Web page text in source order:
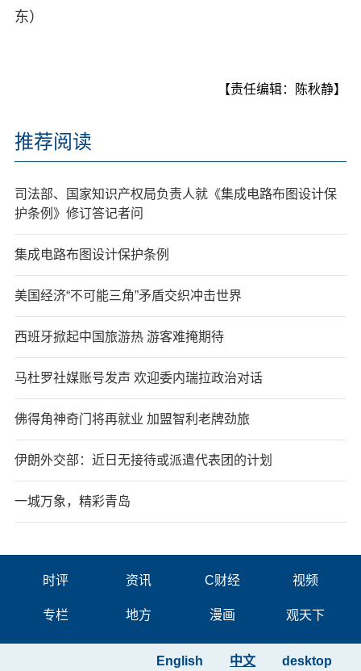
东）
【责任编辑：陈秋静】
推荐阅读
司法部、国家知识产权局负责人就《集成电路布图设计保
护条例》修订答记者问
集成电路布图设计保护条例
美国经济“不可能三角”矛盾交织冲击世界
西班牙掀起中国旅游热 游客难掩期待
马杜罗社媒账号发声 欢迎委内瑞拉政治对话
佛得角神奇门将再就业 加盟智利老牌劲旅
伊朗外交部：近日无接待或派遣代表团的计划
一城万象，精彩青岛
时评 资讯 C财经 视频
专栏 地方 漫画 观天下
desktop
中文
English